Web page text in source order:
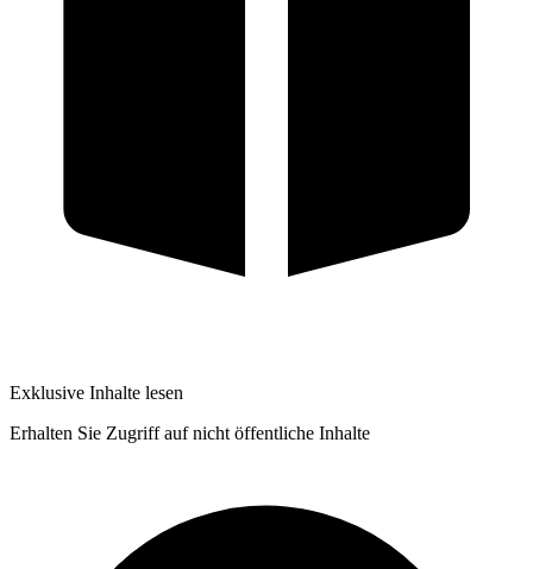
Exklusive Inhalte lesen
Erhalten Sie Zugriff auf nicht öffentliche Inhalte